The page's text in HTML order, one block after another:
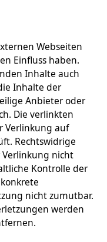
Webseiten
Einfluss haben.
Inhalte auch
Inhalte der
Anbieter oder
Die verlinkten
Verlinkung auf
Rechtswidrige
nicht
Kontrolle der
nicht zumutbar.
werden